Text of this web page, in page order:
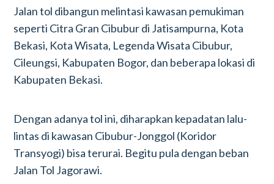
Jalan tol dibangun melintasi kawasan pemukiman
seperti Citra Gran Cibubur di Jatisampurna, Kota
Bekasi, Kota Wisata, Legenda Wisata Cibubur,
Cileungsi, Kabupaten Bogor, dan beberapa lokasi di
Kabupaten Bekasi.
Dengan adanya tol ini, diharapkan kepadatan lalu-
lintas di kawasan Cibubur-Jonggol (Koridor
Transyogi) bisa terurai. Begitu pula dengan beban
Jalan Tol Jagorawi.